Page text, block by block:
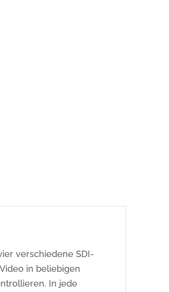
verschiedene SDI-
in beliebigen
In jede